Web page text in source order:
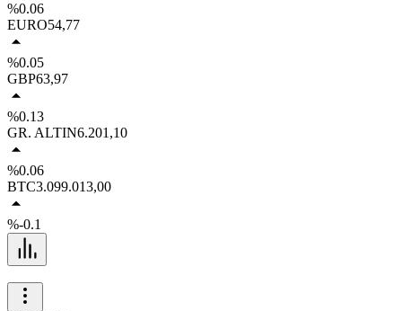
%0.06
EURO54,77
%0.05
GBP63,97
%0.13
GR. ALTIN6.201,10
%0.06
BTC3.099.013,00
%-0.1